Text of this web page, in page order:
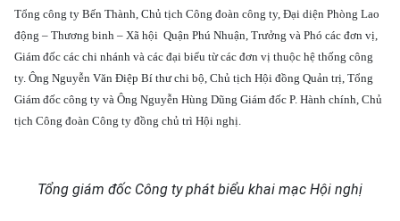
Tổng công ty Bến Thành, Chủ tịch Công đoàn công ty, Đại diện Phòng Lao
động – Thương binh – Xã hội Quận Phú Nhuận, Trưởng và Phó các đơn vị,
Giám đốc các chi nhánh và các đại biểu từ các đơn vị thuộc hệ thống công
ty. Ông Nguyễn Văn Điệp Bí thư chi bộ, Chủ tịch Hội đồng Quản trị, Tổng
Giám đốc công ty và Ông Nguyễn Hùng Dũng Giám đốc P. Hành chính, Chủ
tịch Công đoàn Công ty đồng chủ trì Hội nghị.
Tổng giám đốc Công ty phát biểu khai mạc Hội nghị